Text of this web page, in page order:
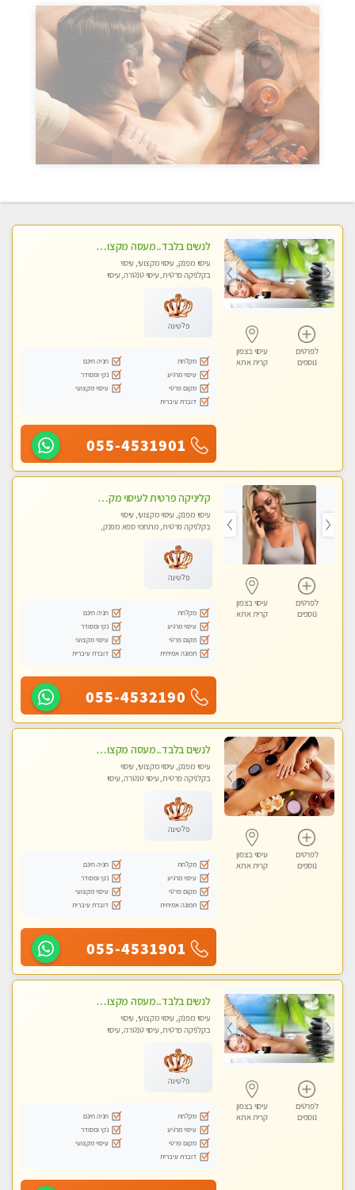
לפרטים
נוספים
עיסוי בצפון
קרית אתא
לנשים בלבד..מעסה מקצועי לנשים בלבד
עיסוי מפנק, עיסוי מקצועי, עיסוי
בקלניקה פרטית, עיסוי טנטרה, עיסוי
פלטינה
מקלחת
חניה חינם
עיסוי מרגיע
נקי ומסודר
מקום פרטי
עיסוי מקצועי
דוברת עיברית
055-4531901
לפרטים
נוספים
עיסוי בצפון
קרית אתא
קליניקה פרטית לעיסוי מקצועי ואלטרנטיבי ברמה גבוהה VIP תתקשר ..... highly recommended..new in the city
עיסוי מפנק, עיסוי מקצועי, עיסוי
בקלניקה פרטית, מתחמי ספא מפנק,
טנטרה, עיסוי מגבר לגבר, עיסוי מגבר
לאישה
פלטינה
מקלחת
חניה חינם
עיסוי מרגיע
נקי ומסודר
מקום פרטי
עיסוי מקצועי
תמונה אמיתית
דוברת עיברית
055-4532190
לפרטים
נוספים
עיסוי בצפון
קרית אתא
לנשים בלבד..מעסה מקצועי לנשים בלבד לעיסוי מרגיע ומפנק VIP-מומלץ לחלוטין! פרטי! ​​​​​​
עיסוי מפנק, עיסוי מקצועי, עיסוי
בקלניקה פרטית, עיסוי טנטרה, עיסוי
פלטינה
מקלחת
חניה חינם
עיסוי מרגיע
נקי ומסודר
מקום פרטי
עיסוי מקצועי
תמונה אמיתית
דוברת עיברית
055-4531901
לפרטים
נוספים
עיסוי בצפון
קרית אתא
לנשים בלבד..מעסה מקצועי לנשים בלבד
עיסוי מפנק, עיסוי מקצועי, עיסוי
בקלניקה פרטית, עיסוי טנטרה, עיסוי
פלטינה
מקלחת
חניה חינם
עיסוי מרגיע
נקי ומסודר
מקום פרטי
עיסוי מקצועי
דוברת עיברית